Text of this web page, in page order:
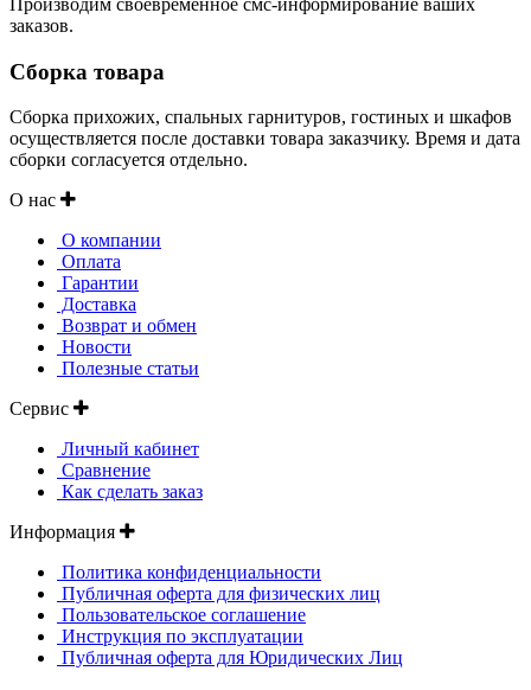
заказов.
Сборка товара
Сборка прихожих, спальных гарнитуров, гостиных и шкафов
осуществляется после доставки товара заказчику. Время и дата
сборки согласуется отдельно.
О нас
О компании
Оплата
Гарантии
Доставка
Возврат и обмен
Новости
Полезные статьи
Сервис
Личный кабинет
Сравнение
Как сделать заказ
Информация
Политика конфиденциальности
Публичная оферта для физических лиц
Пользовательское соглашение
Инструкция по эксплуатации
Публичная оферта для Юридических Лиц